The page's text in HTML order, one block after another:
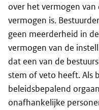
over het vermogen
vermogen is.
geen meerderheid in
vermogen van de
dat een van de
stem of veto heeft. Als
beleidsbepalend
onafhankelijke